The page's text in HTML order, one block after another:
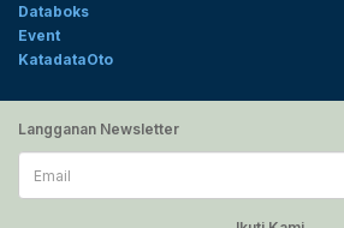
Databoks
Event
KatadataOto
Langganan Newsletter
Email